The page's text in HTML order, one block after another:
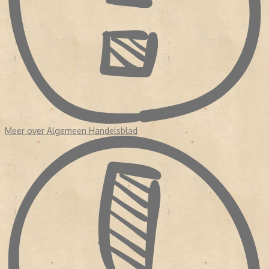
Tegen het einde van die eeuw had de krant een oplage van
duizenden exemplaren, wat destijds uitzonderlijk was. Het
Algemeen Handelsblad stond bekend om zijn betrouwbare
berichtgeving en gematigd liberale visie op economie en politiek.
De krant volgde belangrijke gebeurtenissen op de voet, zoals de
Belgische Opstand, internationale conflicten en economische
ontwikkelingen. Daardoor geeft iedere originele krant een
bijzonder en realistisch beeld van de tijd waarin deze verscheen.
DE OORLOGSJAREN: EEN INDRUKWEKKEND EN AANGRIJPEND
Tijdens de Tweede Wereldoorlog kwam de krant onder grote druk
te staan. In het begin probeerde de redactie zo onafhankelijk
mogelijk te blijven, maar al snel werd de persvrijheid sterk beperkt
door de Duitse bezetter.
In 1941 werd de redactie zelfs overgenomen en moest de krant
zich aanpassen aan de regels van het regime. Dat veranderde de
inhoud en het karakter van het blad ingrijpend.
Juist kranten uit deze periode zijn vandaag de dag bijzonder
waardevol. Ze laten op unieke wijze zien hoe het nieuws destijds
werd gebracht en hoe de realiteit van de oorlog zichtbaar was in
de dagelijkse berichtgeving.
Meer over Algemeen Handelsblad